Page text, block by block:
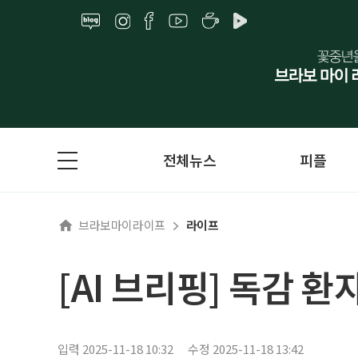
전체뉴스 피플
브라보마이라이프 라이프
[AI 브리핑] 독감 환
입력 2025-11-18 10:32 수정 2025-11-18 13:42